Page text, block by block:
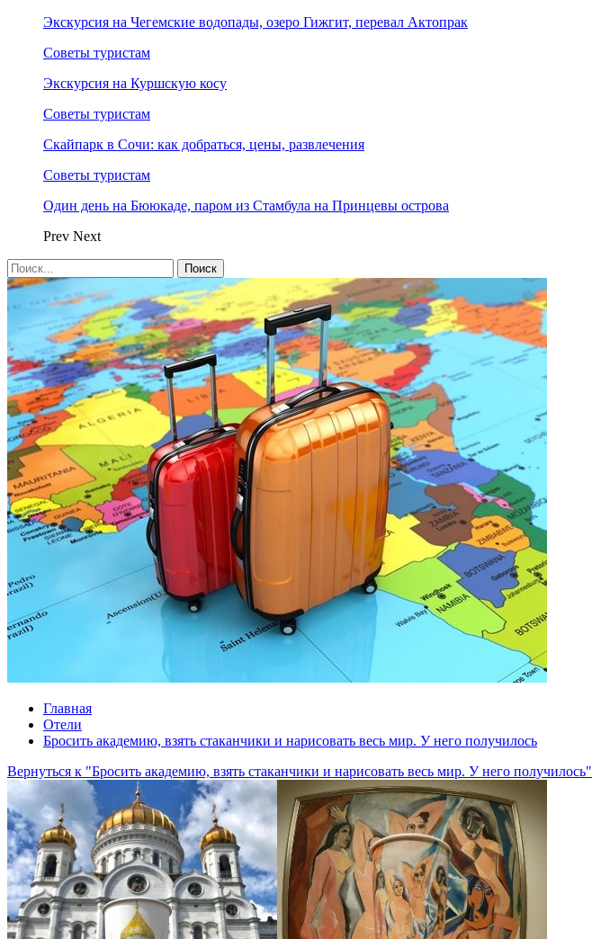
Экскурсия на Чегемские водопады, озеро Гижгит, перевал Актопрак
Советы туристам
Экскурсия на Куршскую косу
Советы туристам
Скайпарк в Сочи: как добраться, цены, развлечения
Советы туристам
Один день на Бююкаде, паром из Стамбула на Принцевы острова
Prev Next
Главная
Отели
Бросить академию, взять стаканчики и нарисовать весь мир. У него получилось
Вернуться к "Бросить академию, взять стаканчики и нарисовать весь мир. У него получилось"